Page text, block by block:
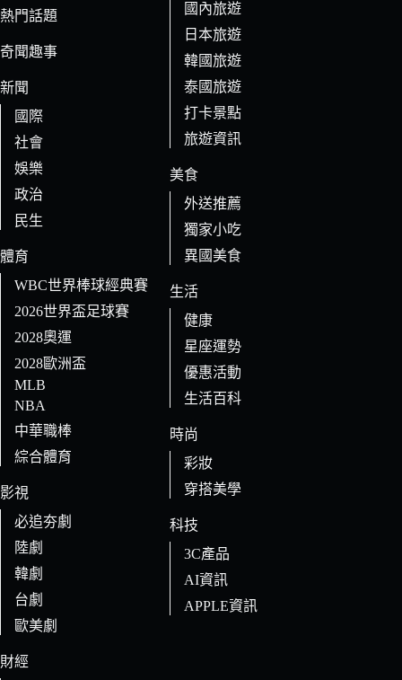
的
果
熱門話題
奇聞趣事
新聞
國際
社會
娛樂
政治
民生
體育
WBC世界棒球經典賽
2026世界盃足球賽
2028奧運
2028歐洲盃
MLB
NBA
中華職棒
綜合體育
影視
必追夯劇
陸劇
韓劇
台劇
歐美劇
財經
國內旅遊
日本旅遊
韓國旅遊
泰國旅遊
打卡景點
旅遊資訊
美食
外送推薦
獨家小吃
異國美食
生活
健康
星座運勢
優惠活動
生活百科
時尚
彩妝
穿搭美學
科技
3C產品
AI資訊
APPLE資訊